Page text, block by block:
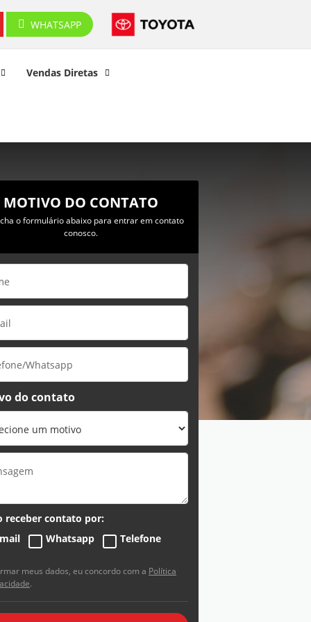
WHATSAPP
Vendas Diretas
MOTIVO DO CONTATO
o formulário abaixo para entrar em contato
conosco.
do contato
receber contato por:
Whatsapp Telefone
meus dados, eu concordo com a Política
.